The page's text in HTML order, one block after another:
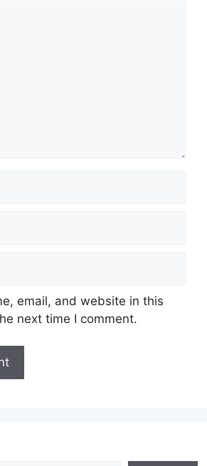
email, and website in this
next time I comment.